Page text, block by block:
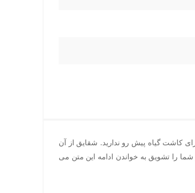
کاشت گیاه پیش رو ندارید. شقایق از آن
شما را تشویق به خواندن ادامه این متن می